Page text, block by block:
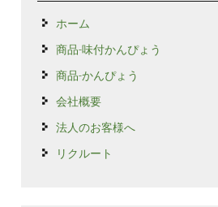
ホーム
商品-味付かんぴょう
商品-かんぴょう
会社概要
法人のお客様へ
リクルート